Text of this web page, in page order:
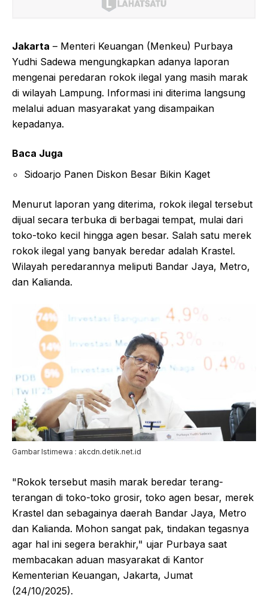
Jakarta – Menteri Keuangan (Menkeu) Purbaya
Yudhi Sadewa mengungkapkan adanya laporan
mengenai peredaran rokok ilegal yang masih marak
di wilayah Lampung. Informasi ini diterima langsung
melalui aduan masyarakat yang disampaikan
kepadanya.
Baca Juga
Sidoarjo Panen Diskon Besar Bikin Kaget
Menurut laporan yang diterima, rokok ilegal tersebut
dijual secara terbuka di berbagai tempat, mulai dari
toko-toko kecil hingga agen besar. Salah satu merek
rokok ilegal yang banyak beredar adalah Krastel.
Wilayah peredarannya meliputi Bandar Jaya, Metro,
dan Kalianda.
Gambar Istimewa : akcdn.detik.net.id
"Rokok tersebut masih marak beredar terang-
terangan di toko-toko grosir, toko agen besar, merek
Krastel dan sebagainya daerah Bandar Jaya, Metro
dan Kalianda. Mohon sangat pak, tindakan tegasnya
agar hal ini segera berakhir," ujar Purbaya saat
membacakan aduan masyarakat di Kantor
Kementerian Keuangan, Jakarta, Jumat
(24/10/2025).